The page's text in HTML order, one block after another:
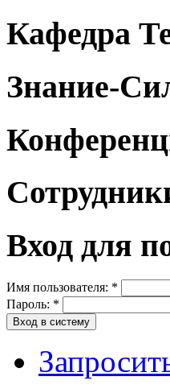
Кафедра
Знание-
Вход для
Имя пользователя: *
Пароль: *